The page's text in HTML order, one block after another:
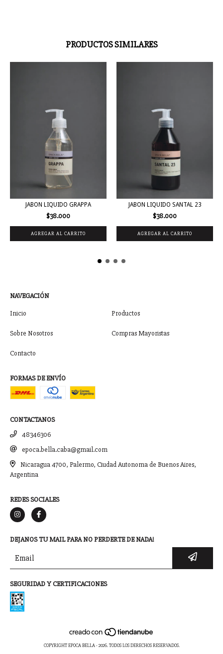
PRODUCTOS SIMILARES
JABON LIQUIDO GRAPPA
$38.000
JABON LIQUIDO SANTAL 23
$38.000
NAVEGACIÓN
Inicio Productos
Sobre Nosotros Compras Mayoristas
Contacto
FORMAS DE ENVÍO
CONTACTANOS
48346306
epoca.bella.caba@gmail.com
Nicaragua 4700, Palermo, Ciudad Autonoma de Buenos Aires,
Argentina
REDES SOCIALES
DEJANOS TU MAIL PARA NO PERDERTE DE NADA!
SEGURIDAD Y CERTIFICACIONES
COPYRIGHT EPOCA BELLA - 2026. TODOS LOS DERECHOS RESERVADOS.